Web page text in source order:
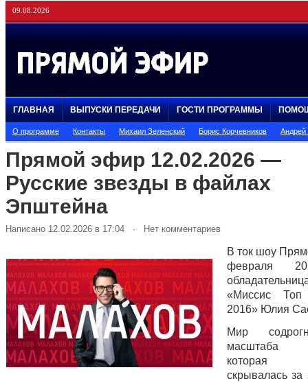
09.08.2026
ГЛАВНАЯ ВЫПУСКИ ПЕРЕДАЧИ ГОСТИ ПРОГРАММЫ
О программе Контакты Михаил Зеленский Борис Корчевников
Прямой эфир 12.02.2026 —
Русские звезды в файлах
Эпштейна
Написано 12.02.2026 в 17:04 · Нет комментариев
В ток шоу
февраля
«Миссис
2016» Юлия
Мир
масштаба
которая
скрывалась